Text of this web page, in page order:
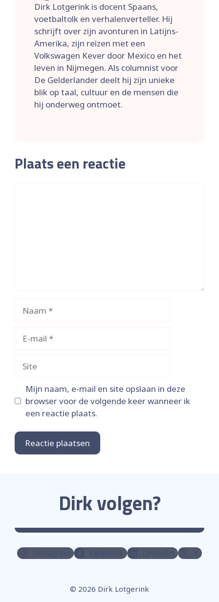
Dirk Lotgerink is docent Spaans,
voetbaltolk en verhalenverteller. Hij
schrijft over zijn avonturen in Latijns-
Amerika, zijn reizen met een
Volkswagen Kever door Mexico en het
leven in Nijmegen. Als columnist voor
De Gelderlander deelt hij zijn unieke
blik op taal, cultuur en de mensen die
hij onderweg ontmoet.
Plaats een reactie
mail
Mijn naam, e-mail en site opslaan in deze
browser voor de volgende keer wanneer ik
een reactie plaats.
Dirk volgen?
© 2026 Dirk Lotgerink